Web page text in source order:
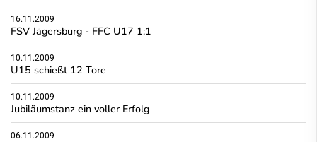
16.11.2009
FSV Jägersburg - FFC U17 1:1
10.11.2009
U15 schießt 12 Tore
10.11.2009
Jubiläumstanz ein voller Erfolg
06.11.2009